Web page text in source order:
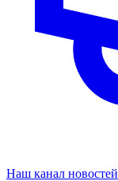
Наш канал новостей